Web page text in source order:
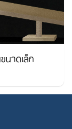
นาดเล็ก